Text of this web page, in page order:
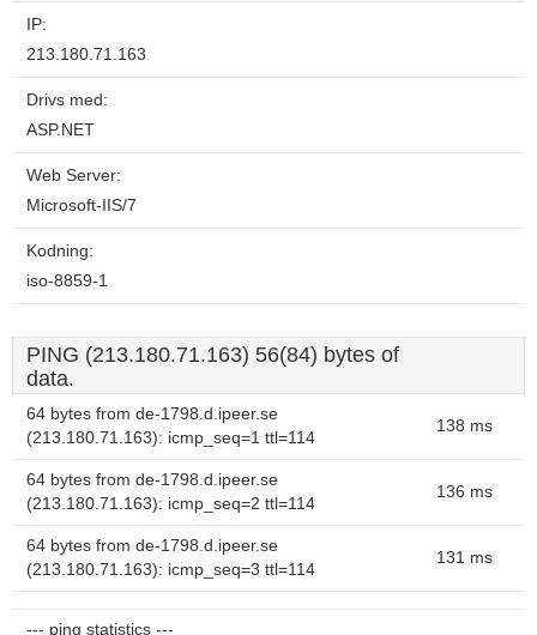
IP:
213.180.71.163
Drivs med:
ASP.NET
Web Server:
Microsoft-IIS/7
Kodning:
iso-8859-1
PING (213.180.71.163) 56(84) bytes of
data.
64 bytes from de-1798.d.ipeer.se
(213.180.71.163): icmp_seq=1 ttl=114
138 ms
64 bytes from de-1798.d.ipeer.se
(213.180.71.163): icmp_seq=2 ttl=114
136 ms
64 bytes from de-1798.d.ipeer.se
(213.180.71.163): icmp_seq=3 ttl=114
131 ms
--- ping statistics ---